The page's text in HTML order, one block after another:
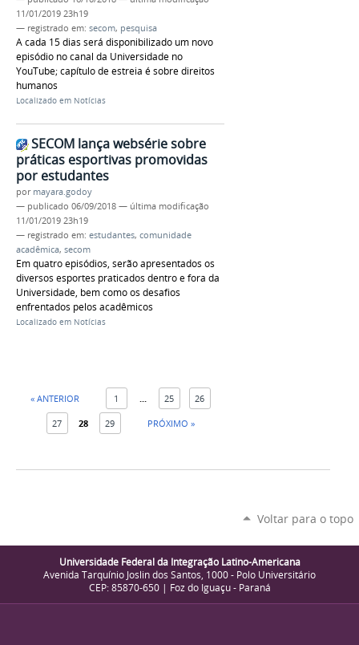
11/01/2019 23h19
— registrado em: secom, pesquisa
A cada 15 dias será disponibilizado um novo
episódio no canal da Universidade no
YouTube; capítulo de estreia é sobre direitos
humanos
Localizado em Notícias
SECOM lança websérie sobre
práticas esportivas promovidas
por estudantes
por mayara.godoy
— publicado 06/09/2018 — última modificação
11/01/2019 23h19
— registrado em: estudantes, comunidade
acadêmica, secom
Em quatro episódios, serão apresentados os
diversos esportes praticados dentro e fora da
Universidade, bem como os desafios
enfrentados pelos acadêmicos
Localizado em Notícias
« ANTERIOR 1 25 26
27 28 29 PRÓXIMO »
Voltar para o topo
Universidade Federal da Integração Latino-Americana
Avenida Tarquínio Joslin dos Santos, 1000 - Polo Universitário
CEP: 85870-650 | Foz do Iguaçu - Paraná